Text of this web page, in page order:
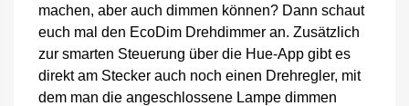
machen, aber auch dimmen können? Dann schaut
euch mal den EcoDim Drehdimmer an. Zusätzlich
zur smarten Steuerung über die Hue-App gibt es
direkt am Stecker auch noch einen Drehregler, mit
dem man die angeschlossene Lampe dimmen